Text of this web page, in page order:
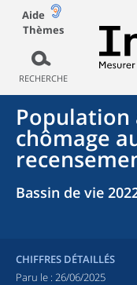
Aide
Thèmes
RECHERCHE
Population
chômage
Bassin de vie
CHIFFRES DÉTAILLÉS
Paru le : 26/06/2025